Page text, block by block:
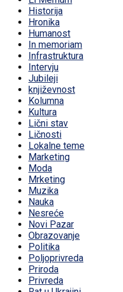
Historija
Hronika
Humanost
In memoriam
Infrastruktura
Intervju
Jubileji
književnost
Kolumna
Kultura
Lični stav
Ličnosti
Lokalne teme
Marketing
Moda
Mrketing
Muzika
Nauka
Nesreće
Novi Pazar
Obrazovanje
Politika
Poljoprivreda
Priroda
Privreda